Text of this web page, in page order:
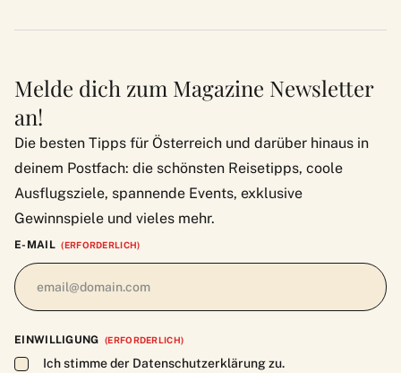
Melde dich zum Magazine Newsletter
an!
Die besten Tipps für Österreich und darüber hinaus in
deinem Postfach: die schönsten Reisetipps, coole
Ausflugsziele, spannende Events, exklusive
Gewinnspiele und vieles mehr.
E-MAIL (ERFORDERLICH)
EINWILLIGUNG (ERFORDERLICH)
Ich stimme der Datenschutzerklärung zu.